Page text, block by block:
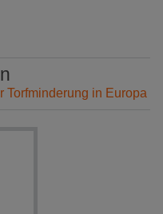
Torfminderung in Europa